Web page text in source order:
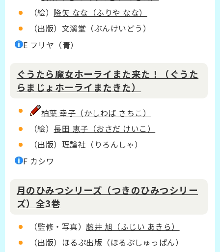
（絵） 降矢 なな（ふりや なな）
（出版）文溪堂（ぶんけいどう）
E フリヤ（青）
ぐうたら魔女ホーライまた来た！（ぐうた
らまじょホーライまたきた）
柏葉 幸子（かしわば さちこ）
（絵） 長田 恵子（おさだ けいこ）
（出版）理論社（りろんしゃ）
F カシワ
月のひみつシリーズ（つきのひみつシリー
ズ）全3巻
（監修・写真） 藤井 旭（ふじい あきら）
（出版）ほるぷ出版（ほるぷしゅっぱん）